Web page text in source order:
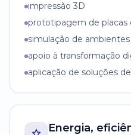
impressão 3D
prototipagem de placas
simulação de
apoio à transformação
aplicação de soluções
Energia,